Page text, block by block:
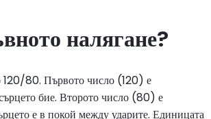
налягане?
120/80. Първото число (120) е
бие. Второто число (80) е
е в покой между ударите. Единицата